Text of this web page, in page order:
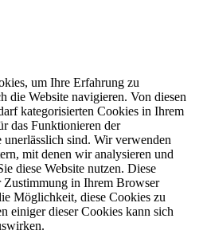
um Ihre Erfahrung zu
die Website navigieren. Von diesen
kategorisierten Cookies in Ihrem
das Funktionieren der
sind. Wir verwenden
mit denen wir analysieren und
diese Website nutzen. Diese
in Ihrem Browser
Möglichkeit, diese Cookies zu
einiger dieser Cookies kann sich